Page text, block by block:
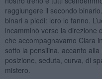
raggiungere il secondo
binari a piedi: loro lo fanno.
incamminò verso la direzione
che accompagnavamo Clara
sotto la pensilina, accanto
posizione, seduta, curva, di
mistero.